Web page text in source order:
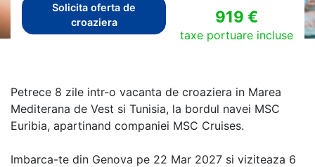
Solicita oferta de
croaziera
919 €
taxe portuare incluse
Petrece 8 zile intr-o vacanta de croaziera in Marea
Mediterana de Vest si Tunisia, la bordul navei MSC
Euribia, apartinand companiei MSC Cruises.
Imbarca-te din Genova pe 22 Mar 2027 si viziteaza 6